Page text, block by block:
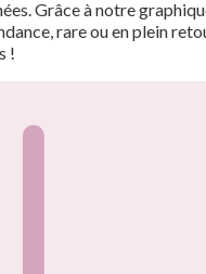
Grâce à notre
rare ou en plein
!